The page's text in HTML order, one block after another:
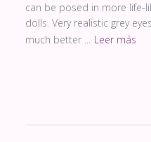
can be posed in more life-
dolls. Very realistic grey
much better ...
Leer más